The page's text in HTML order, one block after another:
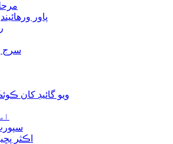
پاور
سرج
ويو گائيڊ کان
اڪثر